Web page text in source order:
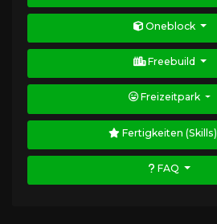
Oneblock
Freebuild
Freizeitpark
Fertigkeiten (Skills)
FAQ